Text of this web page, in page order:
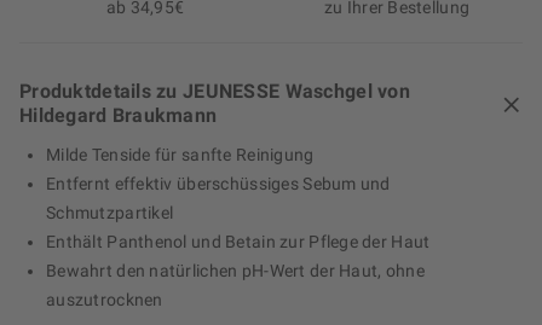
ab 34,95€
zu Ihrer Bestellung
Produktdetails zu JEUNESSE Waschgel von
Hildegard Braukmann
Milde Tenside für sanfte Reinigung
Entfernt effektiv überschüssiges Sebum und
Schmutzpartikel
Enthält Panthenol und Betain zur Pflege der Haut
Bewahrt den natürlichen pH-Wert der Haut, ohne
auszutrocknen